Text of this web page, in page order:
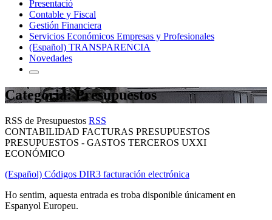
Presentació
Contable y Fiscal
Gestión Financiera
Servicios Económicos Empresas y Profesionales
(Español) TRANSPARENCIA
Novedades
Categoria: Presupuestos
RSS de Presupuestos RSS
CONTABILIDAD FACTURAS PRESUPUESTOS
PRESUPUESTOS - GASTOS TERCEROS UXXI
ECONÓMICO
(Español) Códigos DIR3 facturación electrónica
Ho sentim, aquesta entrada es troba disponible únicament en
Espanyol Europeu.